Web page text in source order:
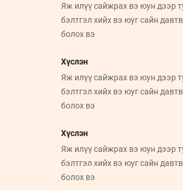
Яж илүү сайжрах вэ юун дээр
бэлтгэл хийх вэ юуг сайн
болох вэ
Хүслэн
Яж илүү сайжрах вэ юун дээр
бэлтгэл хийх вэ юуг сайн
болох вэ
Хүслэн
Яж илүү сайжрах вэ юун дээр
бэлтгэл хийх вэ юуг сайн
болох вэ